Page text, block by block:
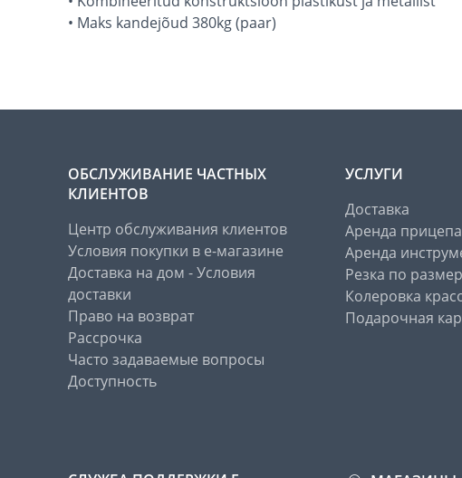
• Maks kandejõud 380kg (paar)
ОБСЛУЖИВАНИЕ ЧАСТНЫХ
КЛИЕНТОВ
Центр обслуживания клиентов
Условия покупки в е-магазине
Доставка на дом - Условия
доставки
Право на возврат
Рассрочка
Часто задаваемые вопросы
Доступность
УСЛУГИ
Доставка
Аренда прицепа
Аренда
Резка по
Колеровка
Подарочная